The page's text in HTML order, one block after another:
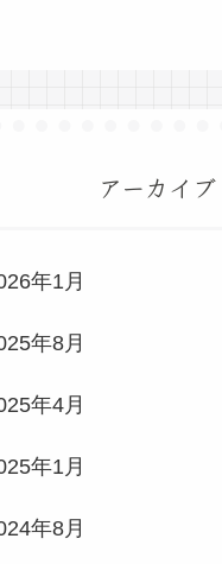
アーカイブ
年1月
年8月
年4月
年1月
年8月